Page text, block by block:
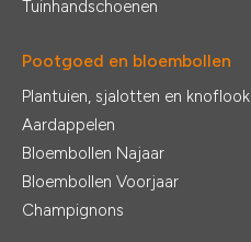
Tuinhandschoenen
Pootgoed en bloembollen
Plantuien, sjalotten en knoflook
Aardappelen
Bloembollen Najaar
Bloembollen Voorjaar
Champignons